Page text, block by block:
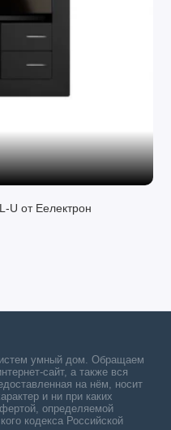
U от Еелектрон
умный дом. Обращаем
сайт, а также вся
на нём, носит
и ни при каких
определяемой
кодекса Российской